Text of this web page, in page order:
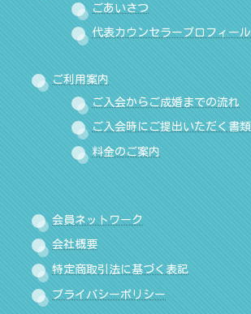
ごあいさつ
代表カウンセラープロフィール
ご利用案内
ご入会からご成婚までの流れ
ご入会時にご提出いただく書類
料金のご案内
会員ネットワーク
会社概要
特定商取引法に基づく表記
プライバシーポリシー